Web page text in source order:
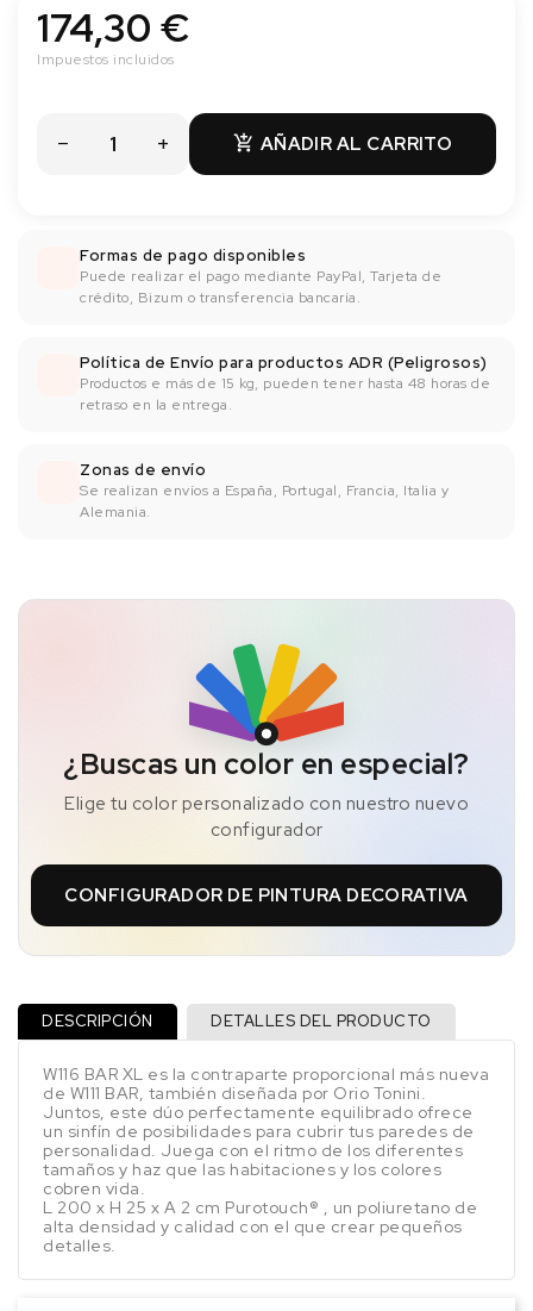
174,30 €
Impuestos incluidos
 AÑADIR AL CARRITO
Formas de pago disponibles
Puede realizar el pago mediante PayPal, Tarjeta de
crédito, Bizum o transferencia bancaría.
Política de Envío para productos ADR (Peligrosos)
Productos e más de 15 kg, pueden tener hasta 48 horas de
retraso en la entrega.
Zonas de envío
Se realizan envíos a España, Portugal, Francia, Italia y
Alemania.
¿Buscas un color en especial?
Elige tu color personalizado con nuestro nuevo
configurador
CONFIGURADOR DE PINTURA DECORATIVA
DESCRIPCIÓN DETALLES DEL PRODUCTO
W116 BAR XL es la contraparte proporcional más nueva
de W111 BAR, también diseñada por Orio Tonini.
Juntos, este dúo perfectamente equilibrado ofrece
un sinfín de posibilidades para cubrir tus paredes de
personalidad. Juega con el ritmo de los diferentes
tamaños y haz que las habitaciones y los colores
cobren vida.
L 200 x H 25 x A 2 cm Purotouch® , un poliuretano de
alta densidad y calidad con el que crear pequeños
detalles.